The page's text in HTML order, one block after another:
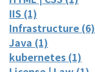
IIS (1)
Infrastructure (6)
Java (1)
kubernetes (1)